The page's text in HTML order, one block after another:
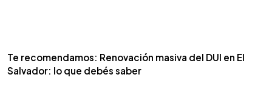
Te recomendamos: Renovación masiva del DUI en El
Salvador: lo que debés saber